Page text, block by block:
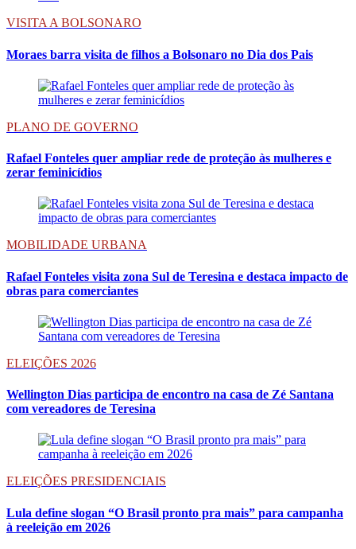
VISITA A BOLSONARO
Moraes barra visita de filhos a Bolsonaro no Dia dos Pais
PLANO DE GOVERNO
Rafael Fonteles quer ampliar rede de proteção às mulheres e
zerar feminicídios
MOBILIDADE URBANA
Rafael Fonteles visita zona Sul de Teresina e destaca impacto de
obras para comerciantes
ELEIÇÕES 2026
Wellington Dias participa de encontro na casa de Zé Santana
com vereadores de Teresina
ELEIÇÕES PRESIDENCIAIS
Lula define slogan “O Brasil pronto pra mais” para campanha
à reeleição em 2026